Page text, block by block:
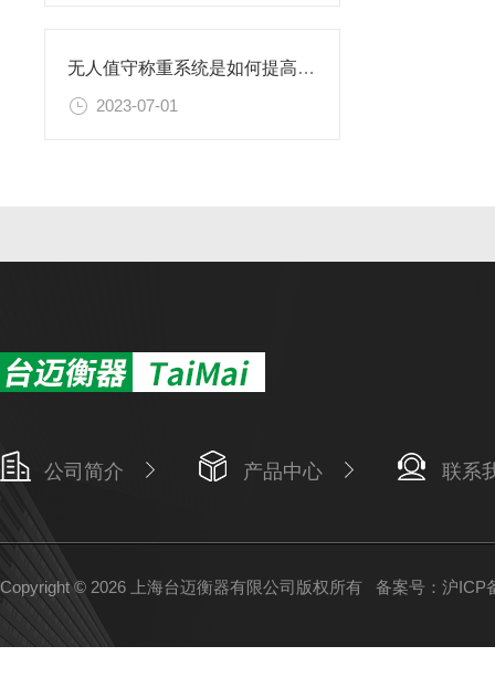
无人值守称重系统是如何提高过磅工作效率的
2023-07-01
公司简介 产品中心 联系
Copyright © 2026 上海台迈衡器有限公司版权所有 备案号：沪ICP